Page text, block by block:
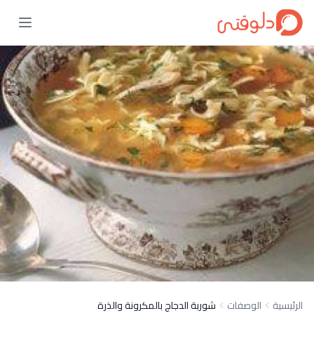
الرئيسية الوصفات شوربة الدجاج بالمكرونة والذرة